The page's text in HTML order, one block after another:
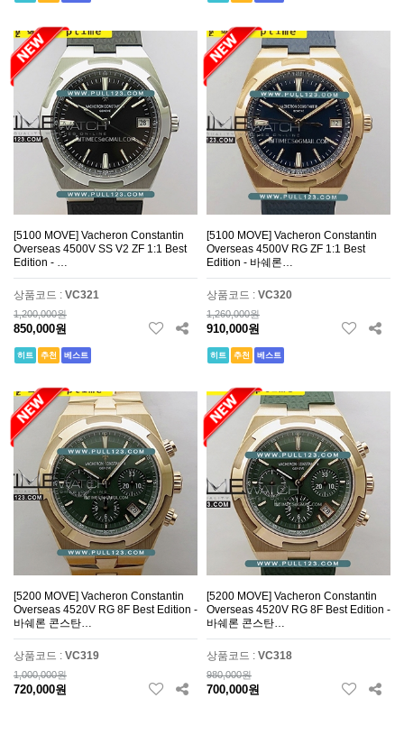
[5100 MOVE] Vacheron Constantin
Overseas 4500V SS V2 ZF 1:1 Best
Edition - …
상품코드 : VC321
1,200,000원
850,000원
히트 추천 베스트
[5100 MOVE] Vacheron Constantin
Overseas 4500V RG ZF 1:1 Best
Edition - 바쉐론…
상품코드 : VC320
1,260,000원
910,000원
히트 추천 베스트
[5200 MOVE] Vacheron Constantin
Overseas 4520V RG 8F Best Edition -
바쉐론 콘스탄…
상품코드 : VC319
1,000,000원
720,000원
[5200 MOVE] Vacheron Constantin
Overseas 4520V RG 8F Best Edition -
바쉐론 콘스탄…
상품코드 : VC318
980,000원
700,000원